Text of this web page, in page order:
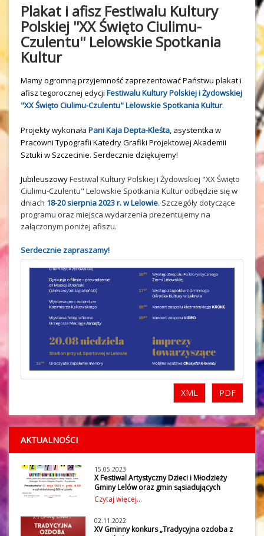
Plakat i afisz Festiwalu Kultury
Polskiej ''XX Święto Ciulimu-
Czulentu'' Lelowskie Spotkania
Kultur
Mamy ogromną przyjemność zaprezentować Państwu plakat i
afisz tegorocznej edycji Festiwalu Kultury Polskiej i Żydowskiej
"XX Święto Ciulimu-Czulentu" Lelowskie Spotkania Kultur.
Projekty wykonała Pani Kaja Depta-Kleśta, asystentka w
Pracowni Typografii Katedry Grafiki Projektowej Akademii
Sztuki w Szczecinie. Serdecznie dziękujemy!
JubileuszowyFestiwal Kultury Polskiej i Żydowskiej "XX Święto
Ciulimu-Czulentu" Lelowskie Spotkania Kultur odbędzie się w
dniach 18-20 sierpnia 2023 r. w Lelowie. Szczegóły dotyczące
programu oraz miejsca wydarzenia prezentujemy na
załączonym poniżej afiszu.
Serdecznie zapraszamy!
PDF
XML
AKTUALNOŚCI
15.05.2023
X Festiwal Artystyczny Dzieci i Młodzieży
Gminy Lelów oraz gmin sąsiadujących
W czwartek 11 maja 2023 r. w Gminnym
Festiwal Artystyczny Dzieci i Młodzieży
Gminy Lelów oraz gmin sąsiadujących:
Czytaj więcej...
02.11.2022
XV Gminny konkurs „Tradycyjna ozdoba z